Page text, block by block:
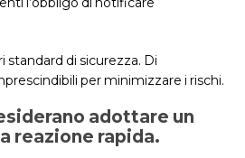
di sicurezza. Di
per minimizzare i rischi.
adottare un
reazione rapida.